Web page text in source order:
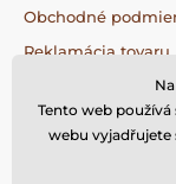
zvierat
Rozmery:
26 x 48,5
Obchodné
Reklamácia tovaru
Vrátenie tovaru
Tento web
webu vyjadřujete